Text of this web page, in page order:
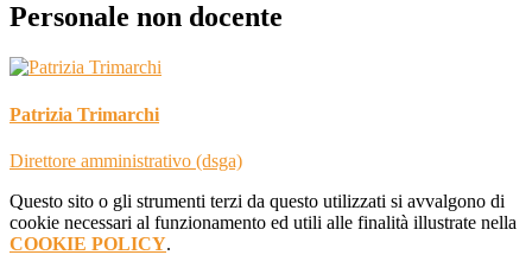
Personale non docente
Patrizia Trimarchi
Direttore amministrativo (dsga)
Questo sito o gli strumenti terzi da questo utilizzati si avvalgono di
cookie necessari al funzionamento ed utili alle finalità illustrate nella
COOKIE POLICY.